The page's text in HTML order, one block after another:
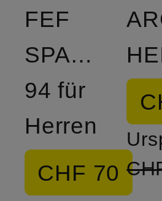
FEF
SPANIEN
94 für
Herren
CHF 70